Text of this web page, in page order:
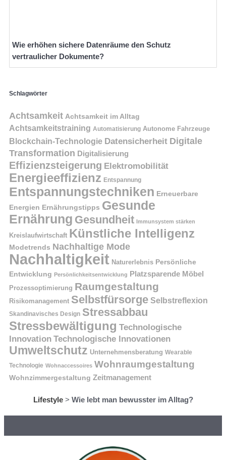
Wie erhöhen sichere Datenräume den Schutz
vertraulicher Dokumente?
Schlagwörter
Achtsamkeit Achtsamkeit im Alltag
Achtsamkeitstraining Automatisierung Autonome Fahrzeuge
Blockchain-Technologie Datensicherheit Digitale
Transformation Digitalisierung
Effizienzsteigerung Elektromobilität
Energieeffizienz Entspannung
Entspannungstechniken Erneuerbare
Energien Ernährungstipps Gesunde
Ernährung Gesundheit Immunsystem stärken
Kreislaufwirtschaft Künstliche Intelligenz
Modetrends Nachhaltige Mode
Nachhaltigkeit Naturerlebnis Persönliche
Entwicklung Persönlichkeitsentwicklung Platzsparende Möbel
Prozessoptimierung Raumgestaltung
Risikomanagement Selbstfürsorge Selbstreflexion
Skandinavisches Design Stressabbau
Stressbewältigung Technologische
Innovation Technologische Innovationen
Umweltschutz Unternehmensberatung Wearable
Technologie Wohnaccessoires Wohnraumgestaltung
Wohnzimmergestaltung Zeitmanagement
Lifestyle> Wie lebt man bewusster im Alltag?